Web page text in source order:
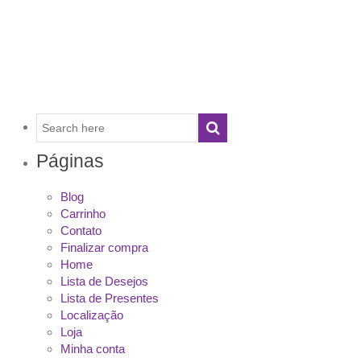
Páginas
Blog
Carrinho
Contato
Finalizar compra
Home
Lista de Desejos
Lista de Presentes
Localização
Loja
Minha conta